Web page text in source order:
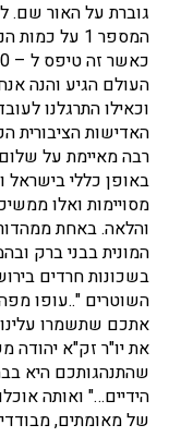
גוברת על האור שם.
המספר 1 על
העולם הגיע והנה
וכאילו התרגלנו
האדישות הציבורית
רבה מאיימת על שלום
באופן כללי בישראל
מסויימות ואלו
והלאה. באחת
המונית בבני ברק
בשכונות חרדים
השוטרים "..עופו
אתכם שתשמרו
את יו"ר זק"א יהודה
שהתנהגותכם היא
הידיים…" ואותה
של מאומתים,